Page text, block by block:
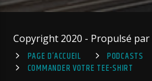
Copyright 2020 - Propulsé par
PAGE D’ACCUEIL
PODCASTS
COMMANDER VOTRE TEE-SHIRT